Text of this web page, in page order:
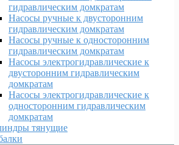
гидравлическим домкратам
Насосы ручные к двусторонним
гидравлическим домкратам
Насосы ручные к односторонним
гидравлическим домкратам
Насосы электрогидравлические к
двусторонним гидравлическим
домкратам
Насосы электрогидравлические к
односторонним гидравлическим
домкратам
тянущие